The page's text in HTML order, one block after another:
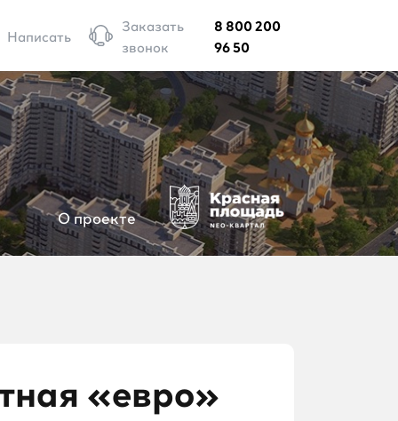
Написать
Заказать
звонок
8 800 200
96 50
О проекте
«евро»